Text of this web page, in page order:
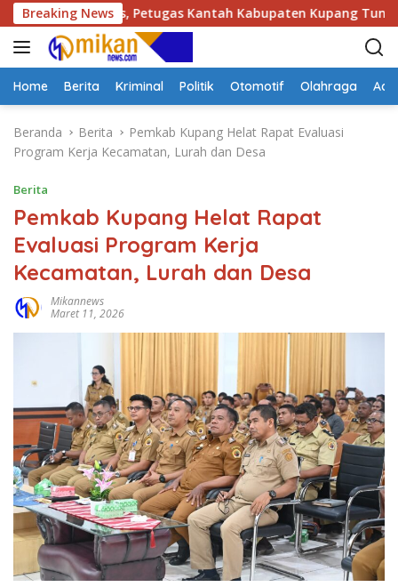
a
g
u
Breaking News
Kotabes, Petugas Kantah Kabupaten Kupang Tuntas Periksa
Home Berita Kriminal Politik Otomotif Olahraga
Beranda Berita
Pemkab Kupang Helat Rapat Evaluasi
Program Kerja Kecamatan, Lurah dan Desa
Berita
Pemkab Kupang Helat Rapat
Evaluasi Program Kerja
Kecamatan, Lurah dan Desa
Mikannews
Maret 11, 2026